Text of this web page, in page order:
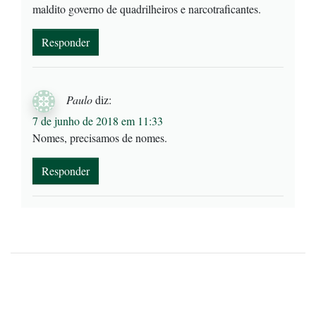
maldito governo de quadrilheiros e narcotraficantes.
Responder
Paulodiz:
7 de junho de 2018 em 11:33
Nomes, precisamos de nomes.
Responder